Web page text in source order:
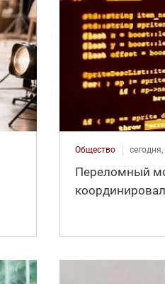
Общество
Переломный